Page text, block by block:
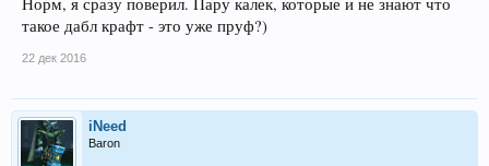
такое дабл крафт - это уже пруф?)
22 дек 2016
iNeed
Baron